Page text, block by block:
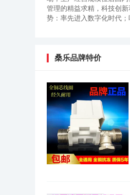
管理的精益求精，科技创
势：率先进入数字化时代
障大楼交付使用。2009年
本，尊重人才，尊重事业
太阳能事业。太阳每天都
桑乐品牌特价